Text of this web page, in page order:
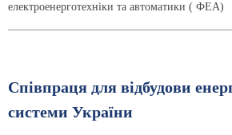
електроенерготехніки та автоматики ( ФЕА)
Співпраця для відбудови
системи України